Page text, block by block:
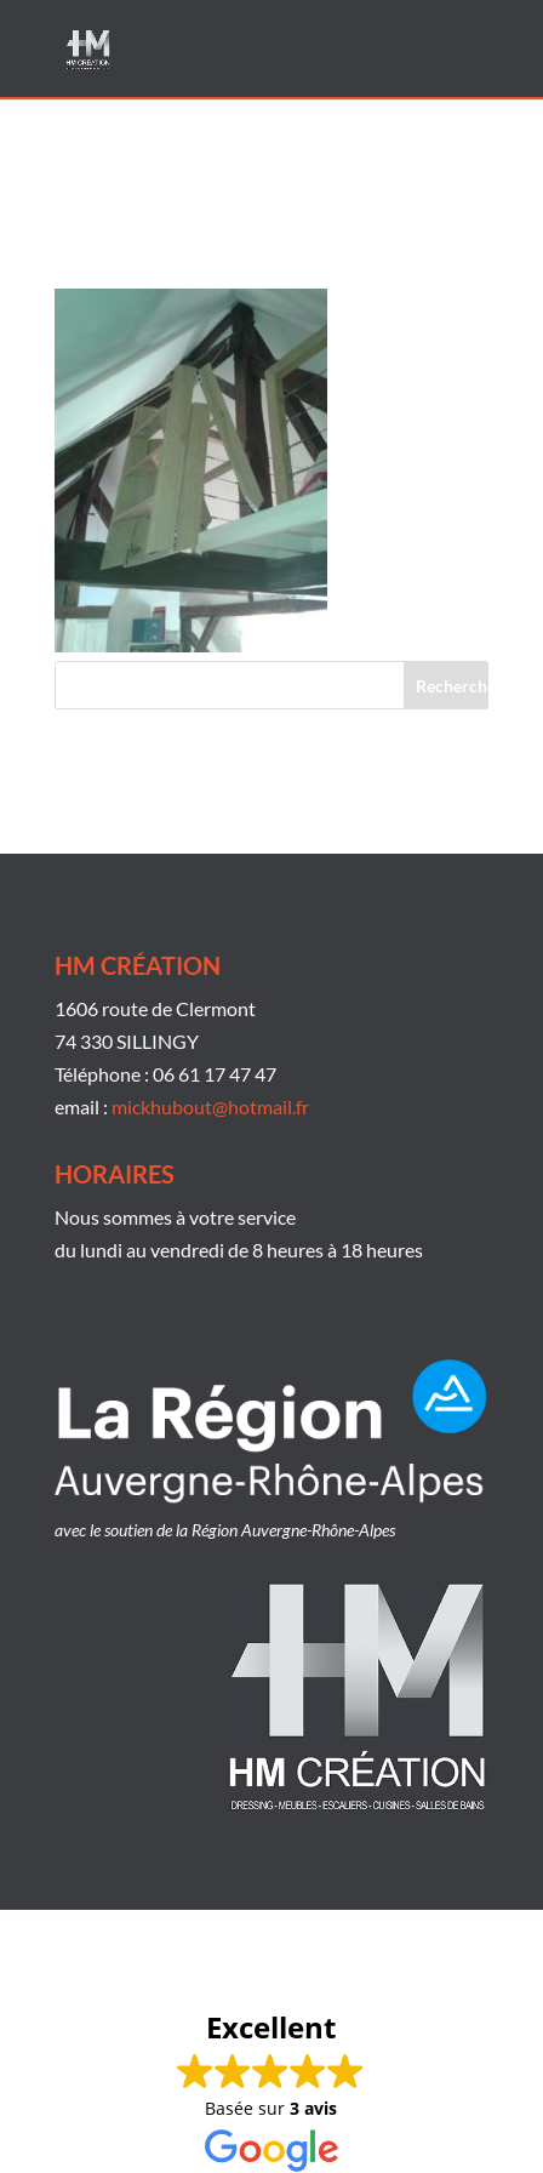
HM CRÉATION
1606 route de Clermont
74 330 SILLINGY
Téléphone : 06 61 17 47 47
email : mickhubout@hotmail.fr
HORAIRES
Nous sommes à votre service
du lundi au vendredi de 8 heures à 18 heures
avec le soutien de la Région Auvergne-Rhône-Alpes
Excellent
Basée sur3 avis